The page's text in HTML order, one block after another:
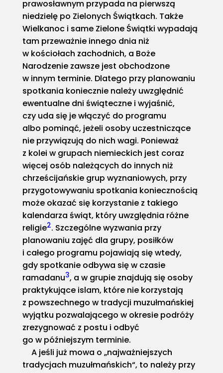
prawosławnym przypada na pierwszą
niedzielę po Zielonych Świątkach. Także
Wielkanoc i same Zielone Świątki wypadają
tam przeważnie innego dnia niż
w kościołach zachodnich, a Boże
Narodzenie zawsze jest obchodzone
w innym terminie. Dlatego przy planowaniu
spotkania koniecznie należy uwzględnić
ewentualne dni świąteczne i wyjaśnić,
czy uda się je włączyć do programu
albo pominąć, jeżeli osoby uczestniczące
nie przywiązują do nich wagi. Ponieważ
z kolei w grupach niemieckich jest coraz
więcej osób należących do innych niż
chrześcijańskie grup wyznaniowych, przy
przygotowywaniu spotkania koniecznością
może okazać się korzystanie z takiego
kalendarza świąt, który uwzględnia różne
religie2. Szczególne wyzwania przy
planowaniu zajęć dla grupy, posiłków
i całego programu pojawiają się wtedy,
gdy spotkanie odbywa się w czasie
ramadanu3, a w grupie znajdują się osoby
praktykujące islam, które nie korzystają
z powszechnego w tradycji muzułmańskiej
wyjątku pozwalającego w okresie podróży
zrezygnować z postu i odbyć
go w późniejszym terminie.
A jeśli już mowa o „najważniejszych
tradycjach muzułmańskich“, to należy przy